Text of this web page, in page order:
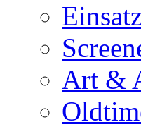
Art &